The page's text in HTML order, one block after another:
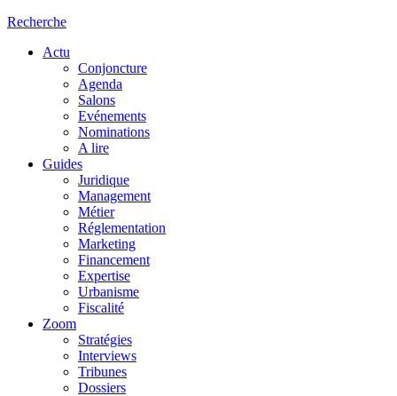
Recherche
Actu
Conjoncture
Agenda
Salons
Evénements
Nominations
A lire
Guides
Juridique
Management
Métier
Réglementation
Marketing
Financement
Expertise
Urbanisme
Fiscalité
Zoom
Stratégies
Interviews
Tribunes
Dossiers